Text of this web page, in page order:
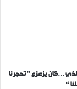
يزعزع ” تحجرنا
“